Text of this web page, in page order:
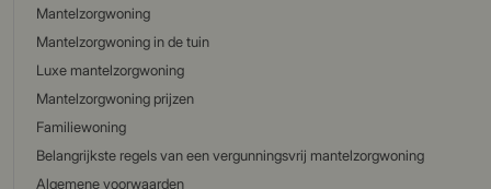
Mantelzorgwoning
Mantelzorgwoning in de tuin
Luxe mantelzorgwoning
Mantelzorgwoning prijzen
Familiewoning
Belangrijkste regels van een vergunningsvrij mantelzorgwoning
Algemene voorwaarden